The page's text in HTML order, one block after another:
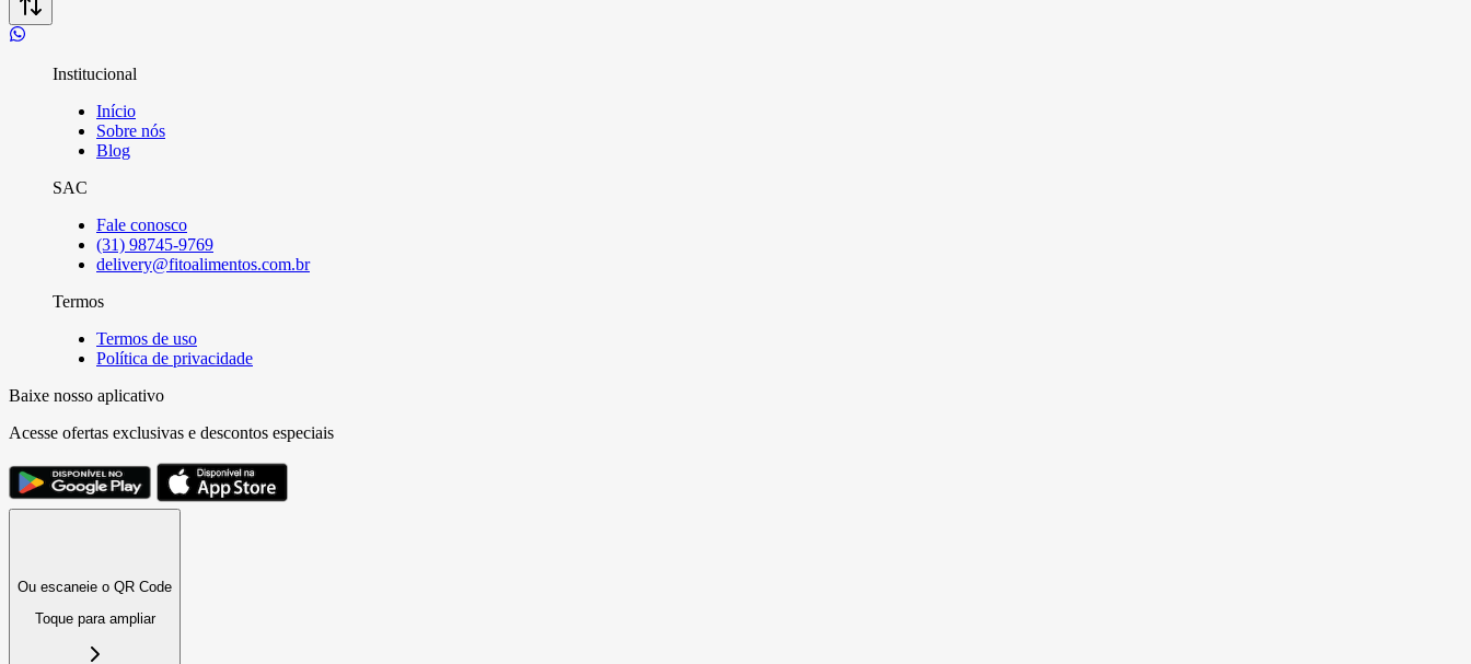
Institucional
Início
Sobre nós
Blog
SAC
Fale conosco
(31) 98745-9769
delivery@fitoalimentos.com.br
Termos
Termos de uso
Política de privacidade
Baixe nosso aplicativo
Acesse ofertas exclusivas e descontos especiais
Ou escaneie o QR Code
Toque para ampliar